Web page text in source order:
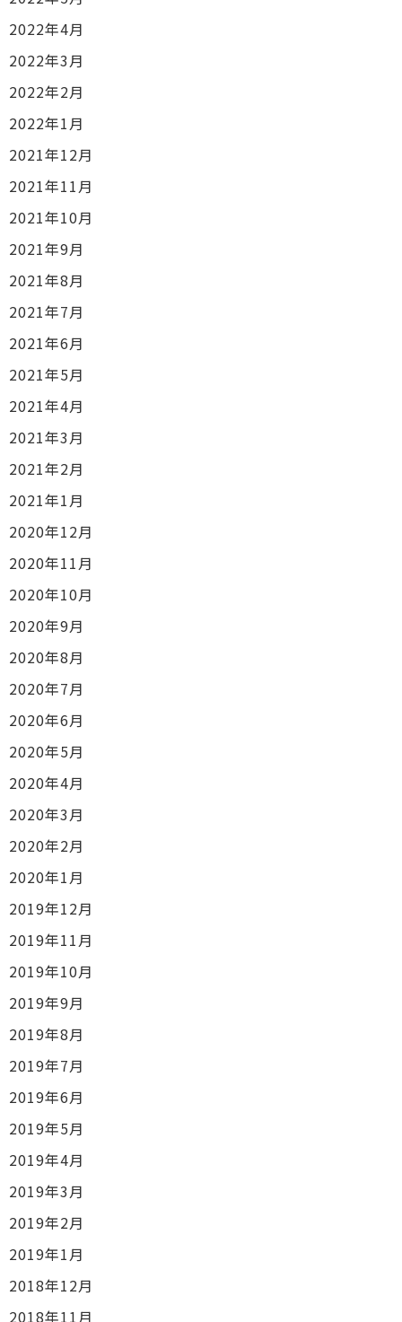
2022年4月
2022年3月
2022年2月
2022年1月
2021年12月
2021年11月
2021年10月
2021年9月
2021年8月
2021年7月
2021年6月
2021年5月
2021年4月
2021年3月
2021年2月
2021年1月
2020年12月
2020年11月
2020年10月
2020年9月
2020年8月
2020年7月
2020年6月
2020年5月
2020年4月
2020年3月
2020年2月
2020年1月
2019年12月
2019年11月
2019年10月
2019年9月
2019年8月
2019年7月
2019年6月
2019年5月
2019年4月
2019年3月
2019年2月
2019年1月
2018年12月
2018年11月